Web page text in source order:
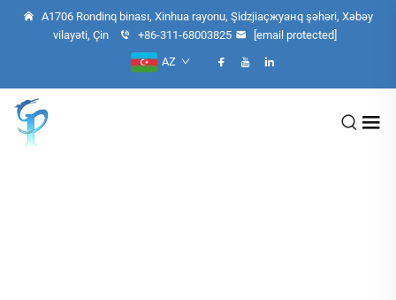
A1706 Rondinq binası, Xinhua rayonu, Şidzjiaçжуанq şəhəri, Xəbəy
vilayəti, Çin
+86-311-68003825
[email protected]
AZ